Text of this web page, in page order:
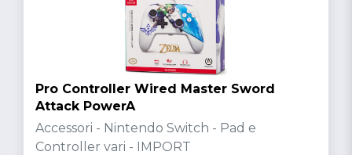
Pro Controller Wired Master Sword
Attack PowerA
Accessori - Nintendo Switch - Pad e
Controller vari - IMPORT